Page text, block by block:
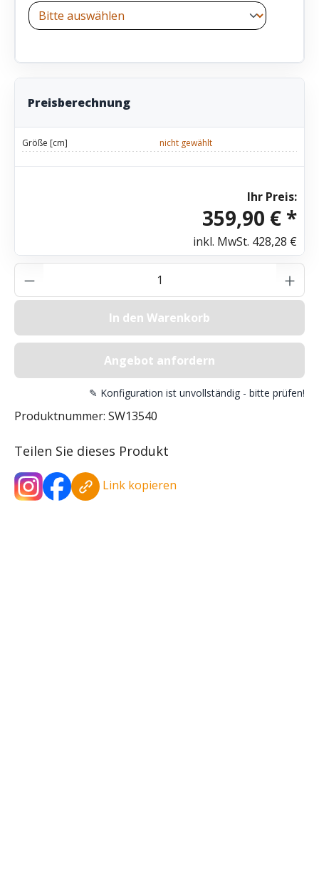
Preisberechnung
Größe [cm] nicht gewählt
Ihr Preis:
359,90 € *
inkl. MwSt. 428,28 €
Produkt Anzahl: Gib den gewünschten
In den Warenkorb
Angebot anfordern
✎ Konfiguration ist unvollständig - bitte prüfen!
Produktnummer: SW13540
Teilen Sie dieses Produkt
Link kopieren